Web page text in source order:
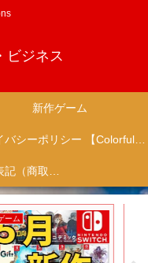
ビジネス
新作ゲーム
プライバシーポリシー 【Colorful Creation】
特定商取引法に基づく表記（商取引に関する開示）
ニメ